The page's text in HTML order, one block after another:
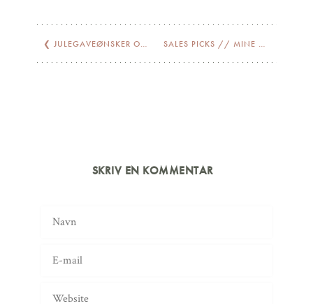
❮ JULEGAVEØNSKER OG -TIPS SALES PICKS // MINE UDSALGSFAVORITTER
SKRIV EN KOMMENTAR